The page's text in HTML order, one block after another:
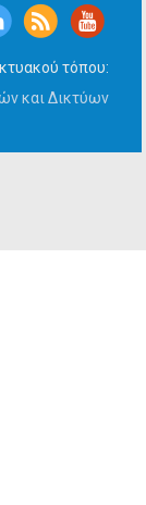
τόπου:
και Δικτύων